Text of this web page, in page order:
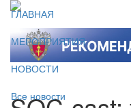
ГЛАВНАЯ
МЕРОПРИЯТИЯ
НОВОСТИ
Все новости